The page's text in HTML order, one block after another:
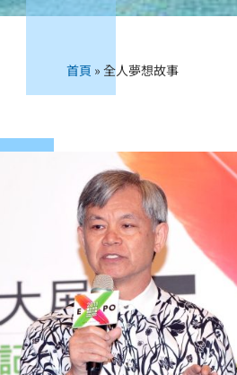
首頁 »全人夢想故事